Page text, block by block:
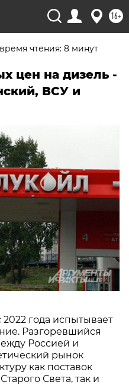
16+
чтения: 8 минут
цен на дизель -
ВСУ и
года испытывает
Разгоревшийся
Россией и
рынок
как поставок
Света, так и